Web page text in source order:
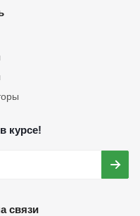
курсе!
связи